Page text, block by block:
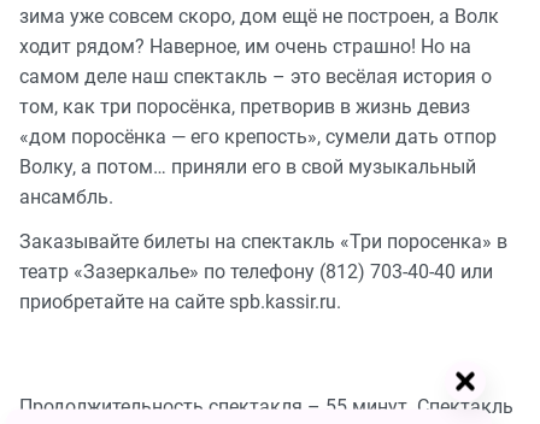
зима уже совсем скоро, дом ещё не построен, а Волк
ходит рядом? Наверное, им очень страшно! Но на
самом деле наш спектакль – это весёлая история о
том, как три поросёнка, претворив в жизнь девиз
«дом поросёнка — его крепость», сумели дать отпор
Волку, а потом… приняли его в свой музыкальный
ансамбль.
Заказывайте билеты на спектакль «Три поросенка» в
театр «Зазеркалье» по телефону (812) 703-40-40 или
приобретайте на сайте spb.kassir.ru.
Продолжительность спектакля – 55 минут. Спектакль